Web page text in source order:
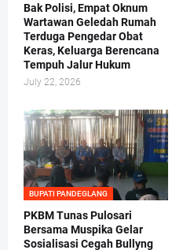
Bak Polisi, Empat Oknum
Wartawan Geledah Rumah
Terduga Pengedar Obat
Keras, Keluarga Berencana
Tempuh Jalur Hukum
July 22, 2026
BUPATI PANDEGLANG
PKBM Tunas Pulosari
Bersama Muspika Gelar
Sosialisasi Cegah Bullyng